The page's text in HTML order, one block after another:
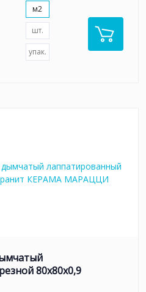
м2
шт.
упак.
80x80x0,9